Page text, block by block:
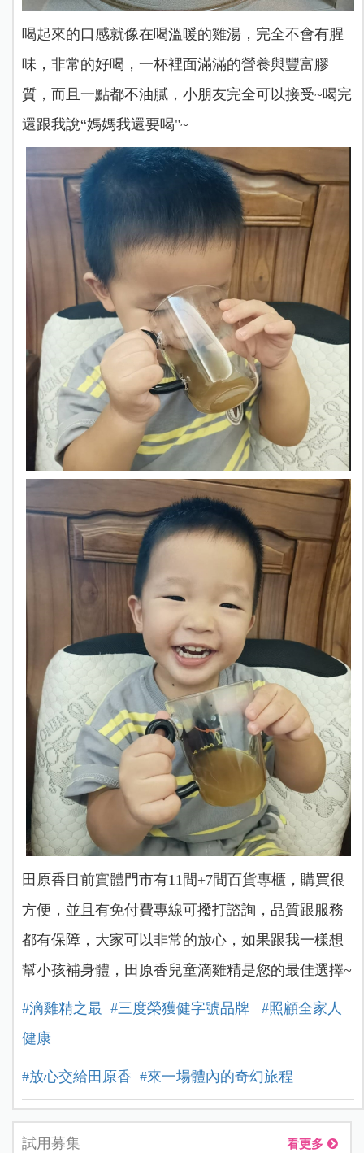
喝起來的口感就像在喝溫暖的雞湯，完全不會有腥
味，非常的好喝，一杯裡面滿滿的營養與豐富膠
質，而且一點都不油膩，小朋友完全可以接受~喝完
還跟我說“媽媽我還要喝"~
田原香目前實體門市有11間+7間百貨專櫃，購買很
方便，並且有免付費專線可撥打諮詢，品質跟服務
都有保障，大家可以非常的放心，如果跟我一樣想
幫小孩補身體，田原香兒童滴雞精是您的最佳選擇~
#滴雞精之最 #三度榮獲健字號品牌
#照顧全家人
健康
#放心交給田原香 #來一場體內的奇幻旅程
試用募集 看更多